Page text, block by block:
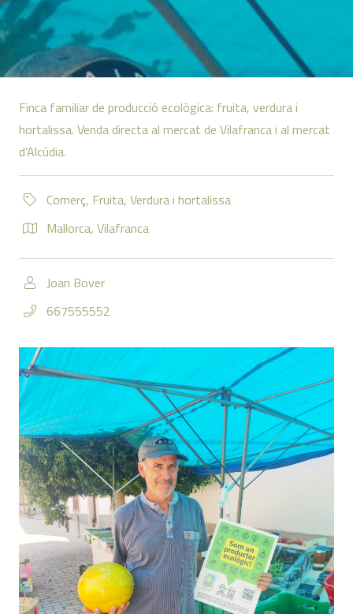
Finca familiar de producció ecològica: fruita, verdura i
hortalissa. Venda directa al mercat de Vilafranca i al mercat
d’Alcúdia.
Comerç, Fruita,Verdura i hortalissa
Mallorca,Vilafranca
Joan Bover
667555552